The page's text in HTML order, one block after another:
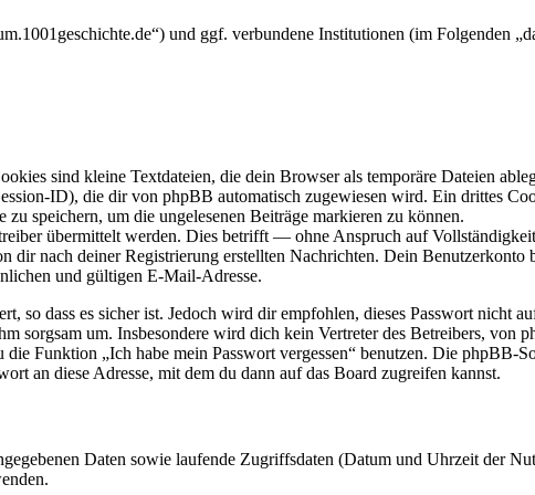
und ggf. verbundene Institutionen (im Folgenden
sind kleine Textdateien, die dein Browser als temporäre Dateien
ID), die dir von phpBB automatisch zugewiesen wird. Ein drittes
speichern, um die ungelesenen Beiträge markieren zu können.
übermittelt werden. Dies betrifft — ohne Anspruch auf
nach deiner Registrierung erstellten Nachrichten. Dein Benutzerkonto
und gültigen E-Mail-Adresse.
so dass es sicher ist. Jedoch wird dir empfohlen, dieses Passwort nicht
sorgsam um. Insbesondere wird dich kein Vertreter des Betreibers,
Funktion „Ich habe mein Passwort vergessen“ benutzen. Die phpBB-
an diese Adresse, mit dem du dann auf das Board zugreifen kannst.
Daten sowie laufende Zugriffsdaten (Datum und Uhrzeit der